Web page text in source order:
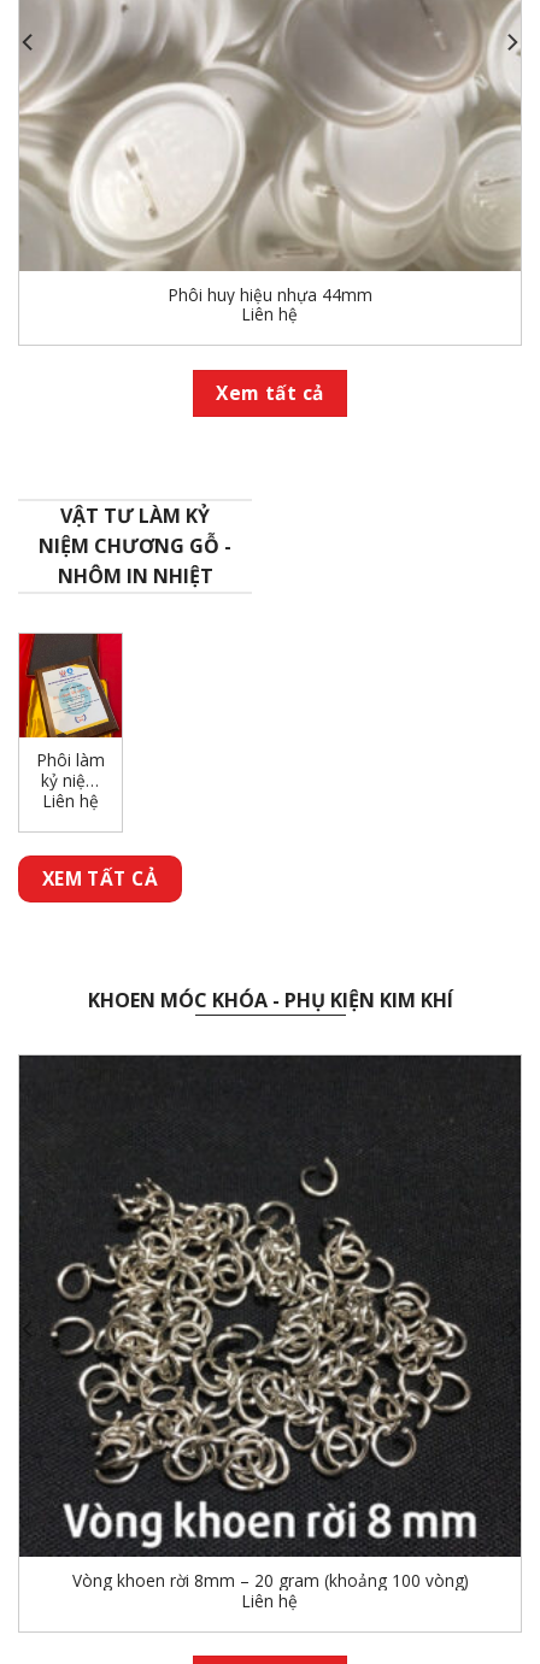
Phôi huy hiệu nhựa 44mm
Liên hệ
Xem tất cả
VẬT TƯ LÀM KỶ
NIỆM CHƯƠNG GỖ -
NHÔM IN NHIỆT
Phôi làm
kỷ niệm
chương
chuyển
nhiệt
Liên hệ
XEM TẤT CẢ
KHOEN MÓC KHÓA - PHỤ KIỆN KIM KHÍ
Vòng khoen rời 8mm – 20 gram (khoảng 100 vòng)
Liên hệ